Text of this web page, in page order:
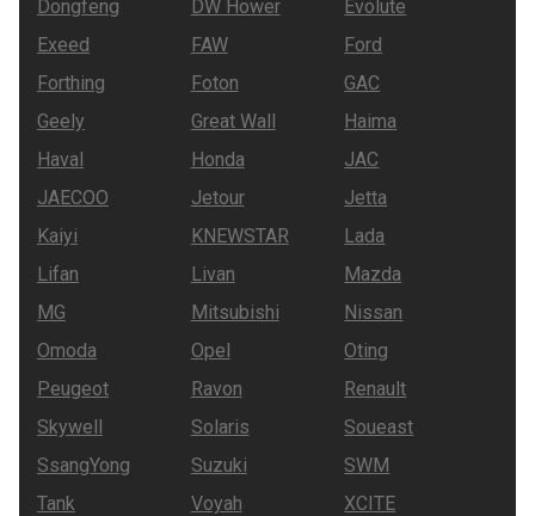
Dongfeng
DW Hower
Evolute
Exeed
FAW
Ford
Forthing
Foton
GAC
Geely
Great Wall
Haima
Haval
Honda
JAC
JAECOO
Jetour
Jetta
Kaiyi
KNEWSTAR
Lada
Lifan
Livan
Mazda
MG
Mitsubishi
Nissan
Omoda
Opel
Oting
Peugeot
Ravon
Renault
Skywell
Solaris
Soueast
SsangYong
Suzuki
SWM
Tank
Voyah
XCITE